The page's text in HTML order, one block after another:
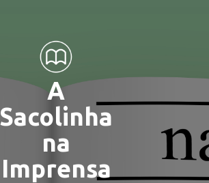
A
Sacolinha
na
Imprensa